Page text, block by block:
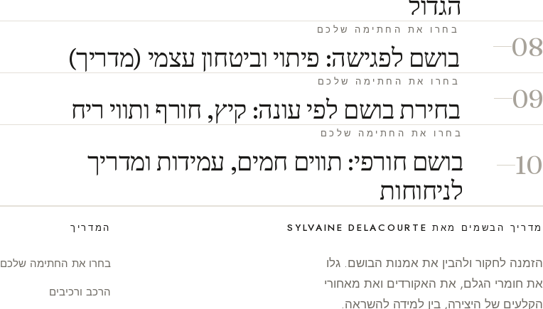
08
בחרו את החתימה שלכם
בושם לפגישה: פיתוי וביטחון עצמי (מדריך)
09
בחרו את החתימה שלכם
בחירת בושם לפי עונה: קיץ, חורף ותווי ריח
10
בחרו את החתימה שלכם
בושם חורפי: תווים חמים, עמידות ומדריך
לניחוחות
מדריך הבשמים מאת SYLVAINE DELACOURTE
הזמנה לחקור ולהבין את אמנות הבושם. גלו
את חומרי הגלם, את האקורדים ואת מאחורי
הקלעים של היצירה, בין למידה להשראה.
המדריך
בחרו את החתימה שלכם
הרכב ורכיבים